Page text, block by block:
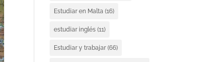
Estudiar en Malta (16)
estudiar inglés (11)
Estudiar y trabajar (66)